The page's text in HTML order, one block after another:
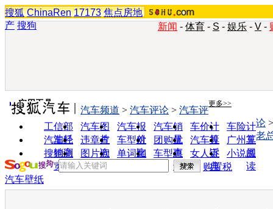
搜狐 ChinaRen 17173 焦点房地
产 搜狗 新闻 - 体育 - S - 娱乐 - V -
实用工具 更多>>
工信部
油耗
汽车图
片
汽车报
价
汽车销
量
车价计
算
车险计
算
汽车经
销商
违章查
询
车型对
比
团购优
惠
汽车投
诉
广州车
展
搜狗浏
览器
图片欣
赏
单词翻
车型查
询
女人宝
典
小说阅
读
汽车频道 > 汽车评论 > 汽车评
论
老
购置税
汽车壁纸